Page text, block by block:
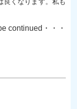
continued・・・